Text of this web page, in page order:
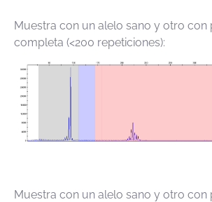
Muestra con un alelo sano y otro con
completa (<200 repeticiones):
Muestra con un alelo sano y otro con